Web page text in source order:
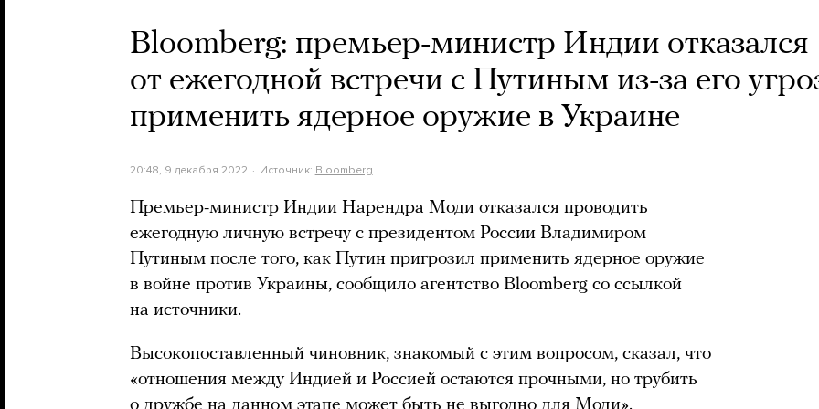
Bloomberg: премьер-министр Индии отказался
от ежегодной встречи с Путиным из-за его
применить ядерное оружие в Украине
20:48, 9 декабря 2022 Источник: Bloomberg
Премьер-министр Индии Нарендра Моди отказался проводить
ежегодную личную встречу с президентом России Владимиром
Путиным после того, как Путин пригрозил применить ядерное оружие
в войне против Украины, сообщило агентство Bloomberg со ссылкой
на источники.
Высокопоставленный чиновник, знакомый с этим вопросом, сказал, что
«отношения между Индией и Россией остаются прочными, но трубить
о дружбе на данном этапе может быть не выгодно для Моди».